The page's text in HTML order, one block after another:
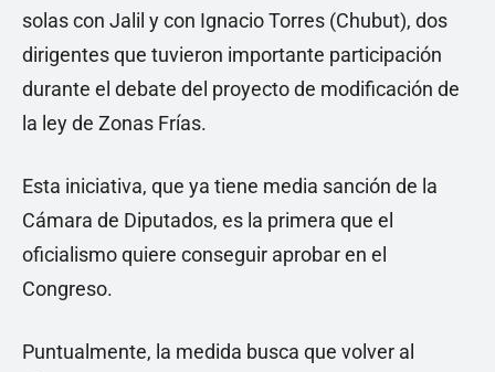
solas con Jalil y con Ignacio Torres (Chubut), dos
dirigentes que tuvieron importante participación
durante el debate del proyecto de modificación de
la ley de Zonas Frías.
Esta iniciativa, que ya tiene media sanción de la
Cámara de Diputados, es la primera que el
oficialismo quiere conseguir aprobar en el
Congreso.
Puntualmente, la medida busca que volver al